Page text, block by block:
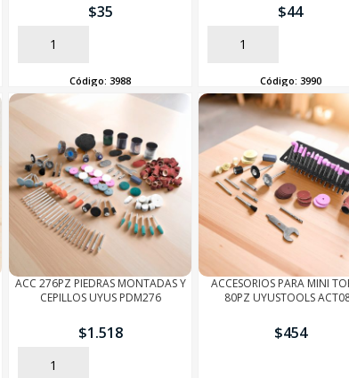
$35
AÑADIR
Código:3988
$44
AÑADIR
Código: 3990
ACC 276PZ PIEDRAS MONTADAS Y
CEPILLOS UYUS PDM276
$1.518
AÑADIR
ACCESORIOS PARA MINI
80PZ UYUSTOOLS
$454